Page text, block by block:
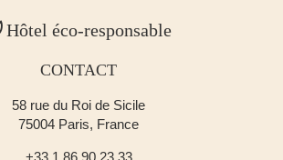
Hôtel éco-responsable
CONTACT
58 rue du Roi de Sicile
75004 Paris, France
+33 1 86 90 23 33